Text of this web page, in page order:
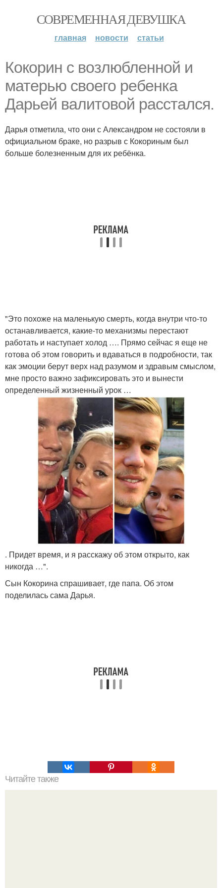
СОВРЕМЕННАЯ ДЕВУШКА
главная новости статьи
Кокорин с возлюбленной и
матерью своего ребенка
Дарьей валитовой расстался.
Дарья отметила, что они с Александром не состояли в
официальном браке, но разрыв с Кокориным был
больше болезненным для их ребёнка.
"Это похоже на маленькую смерть, когда внутри что-то
останавливается, какие-то механизмы перестают
работать и наступает холод …. Прямо сейчас я еще не
готова об этом говорить и вдаваться в подробности, так
как эмоции берут верх над разумом и здравым смыслом,
мне просто важно зафиксировать это и вынести
определенный жизненный урок …
. Придет время, и я расскажу об этом открыто, как
никогда …".
Сын Кокорина спрашивает, где папа. Об этом
поделилась сама Дарья.
Читайте также